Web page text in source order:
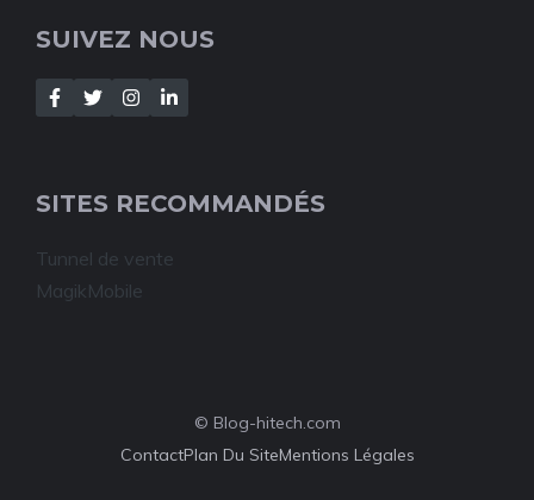
SUIVEZ NOUS
SITES RECOMMANDÉS
Tunnel de vente
MagikMobile
© Blog-hitech.com
ContactPlan Du SiteMentions Légales